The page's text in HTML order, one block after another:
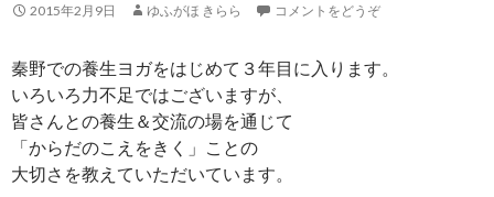
2015年2月9日 ゆふがほ きらら コメントをどうぞ
秦野での養生ヨガをはじめて３年目に入ります。
いろいろ力不足ではございますが、
皆さんとの養生＆交流の場を通じて
「からだのこえをきく」ことの
大切さを教えていただいています。